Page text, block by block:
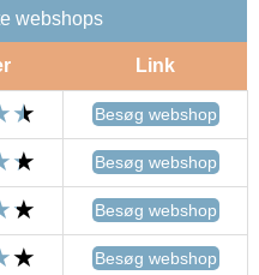
webshops
Link
Besøg webshop
Besøg webshop
Besøg webshop
Besøg webshop